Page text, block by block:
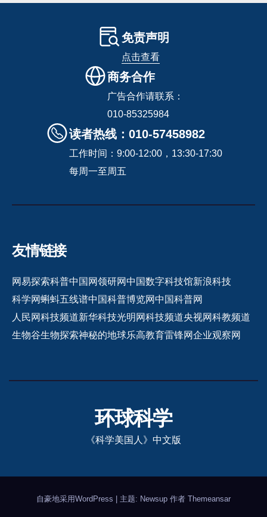
免责声明
点击查看
商务合作
广告合作请联系：
010-85325984
读者热线：010-57458982
工作时间：9:00-12:00，13:30-17:30
每周一至周五
友情链接
网易探索科普中国网领研网中国数字科技馆新浪科技
科学网蝌蚪五线谱中国科普博览网中国科普网
人民网科技频道新华科技光明网科技频道央视网科教频道
生物谷生物探索神秘的地球乐高教育雷锋网企业观察网
环球科学
《科学美国人》中文版
自豪地采用WordPress 主题: Newsup 作者 Themeansar